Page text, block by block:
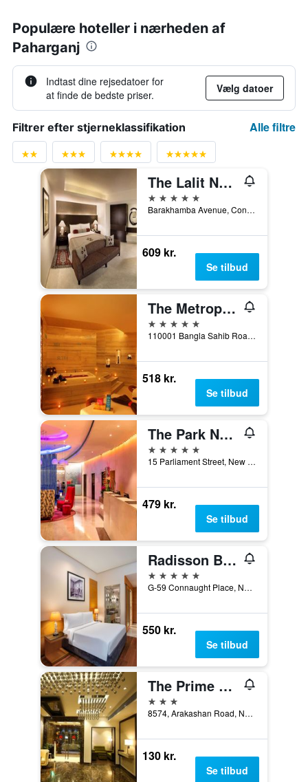
Populære hoteller i nærheden af
Paharganj
Indtast dine rejsedatoer for
at finde de bedste priser.
Vælg datoer
Filtrer efter stjerneklassifikation Alle filtre
The Lalit New Delhi
5 stjerner
Barakhamba Avenue, Connaught Place, New Delhi, Indien
609 kr.
Se tilbud
The Metropolitan Hotel and Spa New Delhi
5 stjerner
110001 Bangla Sahib Road New Delhi, 110001 India, New Delhi, Indien
518 kr.
Se tilbud
The Park New Delhi
5 stjerner
15 Parliament Street, New Delhi, Indien
479 kr.
Se tilbud
Radisson Blu Marina Hotel Connaught Place
5 stjerner
G-59 Connaught Place, New Delhi, Indien
550 kr.
Se tilbud
The Prime Balaji Deluxe @ New Delhi Railway Station
3 stjerner
8574, Arakashan Road, New Delhi, Indien
130 kr.
Se tilbud